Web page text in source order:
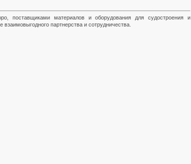
поставщиками материалов и оборудования для судостроения и
партнерства и сотрудничества.